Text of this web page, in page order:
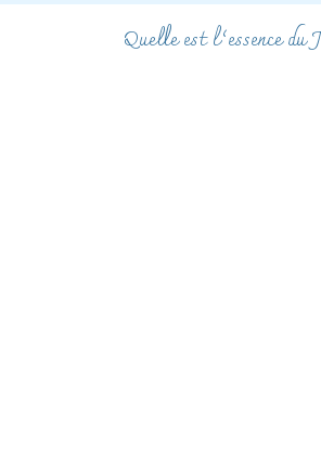
Quelle est l’essence du